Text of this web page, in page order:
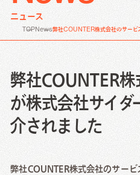
Digital
Creative
Local Media
お客様成功事例
資料請求 お問
Digital
Creative Work
ニュース
TOPNews弊社COUNTER株式会社のサービ
弊社COUNTER株
が株式会社サイダ
介されました
弊社COUNTER株式会社のサービ